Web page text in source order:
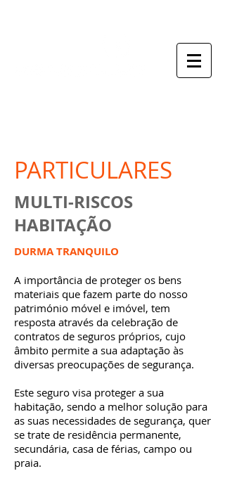
PARTICULARES
MULTI-RISCOS
HABITAÇÃO
DURMA TRANQUILO
A importância de proteger os bens
materiais que fazem parte do nosso
património móvel e imóvel, tem
resposta através da celebração de
contratos de seguros próprios, cujo
âmbito permite a sua adaptação às
diversas preocupações de segurança.
Este seguro visa proteger a sua
habitação, sendo a melhor solução para
as suas necessidades de segurança, quer
se trate de residência permanente,
secundária, casa de férias, campo ou
praia.